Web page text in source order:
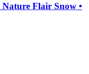
Flair Snow •